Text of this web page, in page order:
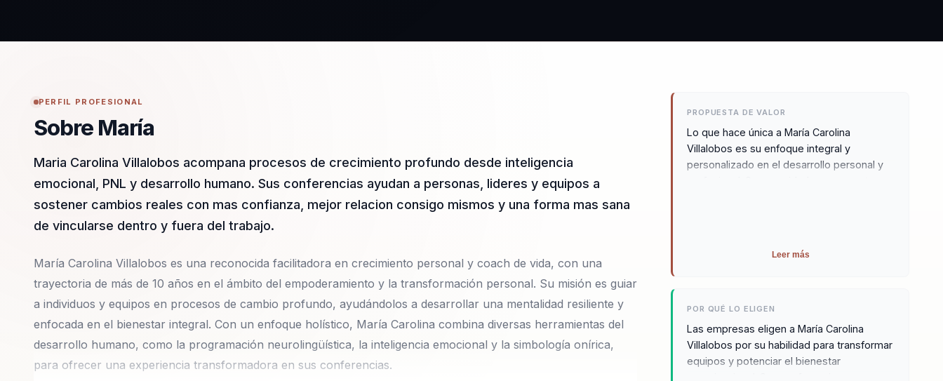
PERFIL PROFESIONAL
Sobre María
Maria Carolina Villalobos acompana procesos de crecimiento profundo desde inteligencia
emocional, PNL y desarrollo humano. Sus conferencias ayudan a personas, lideres y equipos a
sostener cambios reales con mas confianza, mejor relacion consigo mismos y una forma mas sana
de vincularse dentro y fuera del trabajo.
María Carolina Villalobos es una reconocida facilitadora en crecimiento personal y coach de vida, con una
trayectoria de más de 10 años en el ámbito del empoderamiento y la transformación personal. Su misión es guiar
a individuos y equipos en procesos de cambio profundo, ayudándolos a desarrollar una mentalidad resiliente y
enfocada en el bienestar integral. Con un enfoque holístico, María Carolina combina diversas herramientas del
desarrollo humano, como la programación neurolingüística, la inteligencia emocional y la simbología onírica,
para ofrecer una experiencia transformadora en sus conferencias.
PROPUESTA DE VALOR
Lo que hace única a María Carolina
Villalobos es su enfoque integral y
personalizado en el desarrollo personal y
empresas que la contratan pueden esperar
enfoque en el desarrollo emocional y la
gestión del cambio. María Carolina se
distingue por su habilidad para identificar
las áreas de mejora dentro de un equipo y
Leer más
POR QUÉ LO ELIGEN
Las empresas eligen a María Carolina
Villalobos por su habilidad para transformar
equipos y potenciar el bienestar